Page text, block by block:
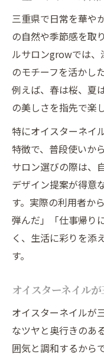
松阪市のネ
求人情報
オイスターネ
ネイルで
オイスター
三重県で
津市や松
デザイン
自分らしさ彩
三重県で
トレンド
口コミで広
自宅ネイル
理想のネイル
理想のネ
三重県で日常を華や
の自然や季節感を取
ルサロンgrowでは、
のモチーフを活かし
例えば、春は桜、夏
の美しさを指先で楽
特にオイスターネイ
特徴で、普段使いか
サロン選びの際は、
デザイン提案が得意
す。実際の利用者か
弾んだ」「仕事帰り
く、生活に彩りを添
す。
オイスターネイル
オイスターネイルが
なツヤと奥行きのあ
囲気と調和するから